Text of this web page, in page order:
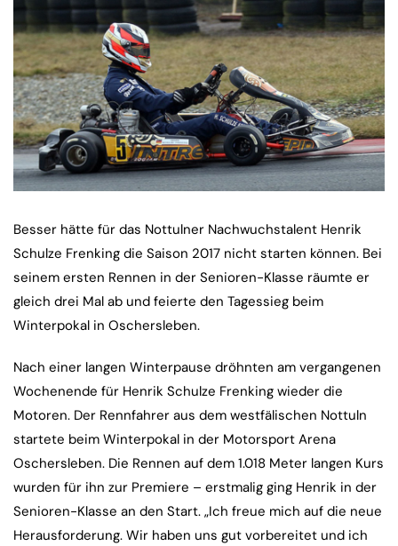
Besser hätte für das Nottulner Nachwuchstalent Henrik
Schulze Frenking die Saison 2017 nicht starten können. Bei
seinem ersten Rennen in der Senioren-Klasse räumte er
gleich drei Mal ab und feierte den Tagessieg beim
Winterpokal in Oschersleben.
Nach einer langen Winterpause dröhnten am vergangenen
Wochenende für Henrik Schulze Frenking wieder die
Motoren. Der Rennfahrer aus dem westfälischen Nottuln
startete beim Winterpokal in der Motorsport Arena
Oschersleben. Die Rennen auf dem 1.018 Meter langen Kurs
wurden für ihn zur Premiere – erstmalig ging Henrik in der
Senioren-Klasse an den Start. „Ich freue mich auf die neue
Herausforderung. Wir haben uns gut vorbereitet und ich